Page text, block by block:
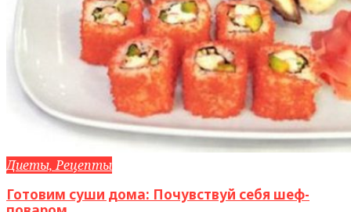
Диеты, Рецепты
Готовим суши дома: Почувствуй себя шеф-